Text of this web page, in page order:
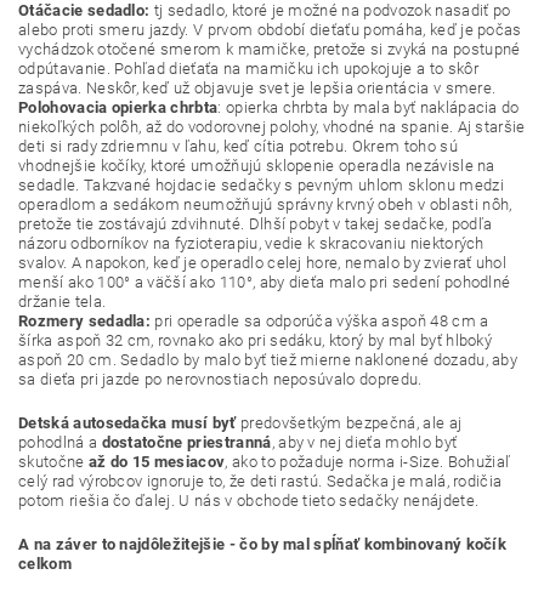
Otáčacie sedadlo: tj sedadlo, ktoré je možné na podvozok nasadiť po
alebo proti smeru jazdy. V prvom období dieťaťu pomáha, keď je počas
vychádzok otočené smerom k mamičke, pretože si zvyká na postupné
odpútavanie. Pohľad dieťaťa na mamičku ich upokojuje a to skôr
zaspáva. Neskôr, keď už objavuje svet je lepšia orientácia v smere.
Polohovacia opierka chrbta: opierka chrbta by mala byť naklápacia do
niekoľkých polôh, až do vodorovnej polohy, vhodné na spanie. Aj staršie
deti si rady zdriemnu v ľahu, keď cítia potrebu. Okrem toho sú
vhodnejšie kočíky, ktoré umožňujú sklopenie operadla nezávisle na
sedadle. Takzvané hojdacie sedačky s pevným uhlom sklonu medzi
operadlom a sedákom neumožňujú správny krvný obeh v oblasti nôh,
pretože tie zostávajú zdvihnuté. Dlhší pobyt v takej sedačke, podľa
názoru odborníkov na fyzioterapiu, vedie k skracovaniu niektorých
svalov. A napokon, keď je operadlo celej hore, nemalo by zvierať uhol
menší ako 100° a väčší ako 110°, aby dieťa malo pri sedení pohodlné
držanie tela.
Rozmery sedadla: pri operadle sa odporúča výška aspoň 48 cm a
šírka aspoň 32 cm, rovnako ako pri sedáku, ktorý by mal byť hlboký
aspoň 20 cm. Sedadlo by malo byť tiež mierne naklonené dozadu, aby
sa dieťa pri jazde po nerovnostiach neposúvalo dopredu.
Detská autosedačka musí byťpredovšetkým bezpečná, ale aj
pohodlná a dostatočne priestranná, aby v nej dieťa mohlo byť
skutočne až do 15 mesiacov, ako to požaduje norma i-Size. Bohužiaľ
celý rad výrobcov ignoruje to, že deti rastú. Sedačka je malá, rodičia
potom riešia čo ďalej. U nás v obchode tieto sedačky nenájdete.
A na záver to najdôležitejšie - čo by mal spĺňať kombinovaný kočík
celkom